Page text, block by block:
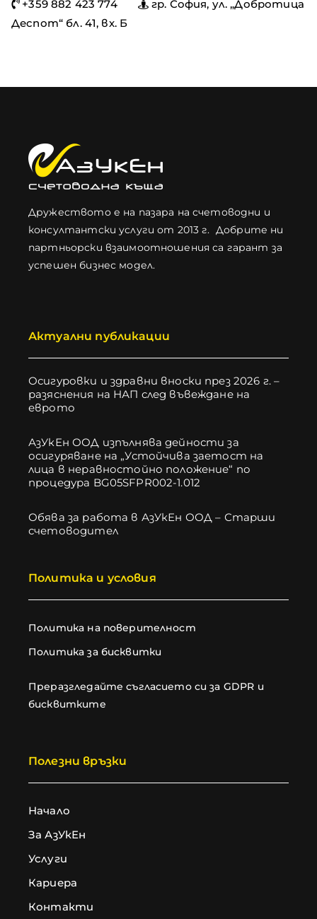
+359 882 423 774
гр. София, ул. „Добротица
Деспот“ бл. 41, вх. Б
Дружеството е на пазара на счетоводни и
консултантски услуги от 2013 г. Добрите ни
партньорски взаимоотношения са гарант за
успешен бизнес модел.
Актуални публикации
Осигуровки и здравни вноски през 2026 г. –
разяснения на НАП след въвеждане на
еврото
АзУкЕн ООД изпълнява дейности за
осигуряване на „Устойчива заетост на
лица в неравностойно положение“ по
процедура BG05SFPR002-1.012
Обява за работа в АзУкЕн ООД – Старши
счетоводител
Политика и условия
Политика на поверителност
Политика за бисквитки
Преразгледайте съгласието си за GDPR и
бисквитките
Полезни връзки
Начало
За АзУкЕн
Услуги
Кариера
Контакти